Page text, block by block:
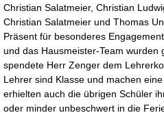
Christian Salatmeier, Christian
Christian Salatmeier und Thomas
Präsent für besonderes
und das Hausmeister-Team wurden
spendete Herr Zenger dem
Lehrer sind Klasse und machen
erhielten auch die übrigen Schüler
oder minder unbeschwert in die